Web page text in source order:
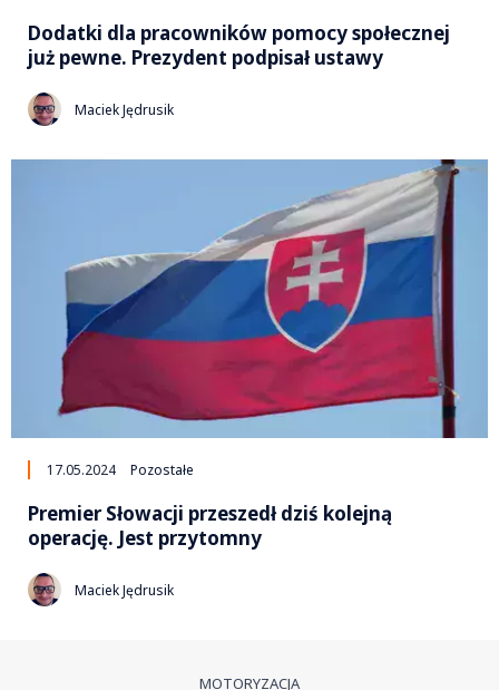
Dodatki dla pracowników pomocy społecznej
już pewne. Prezydent podpisał ustawy
Maciek Jędrusik
17.05.2024 Pozostałe
Premier Słowacji przeszedł dziś kolejną
operację. Jest przytomny
Maciek Jędrusik
MOTORYZACJA